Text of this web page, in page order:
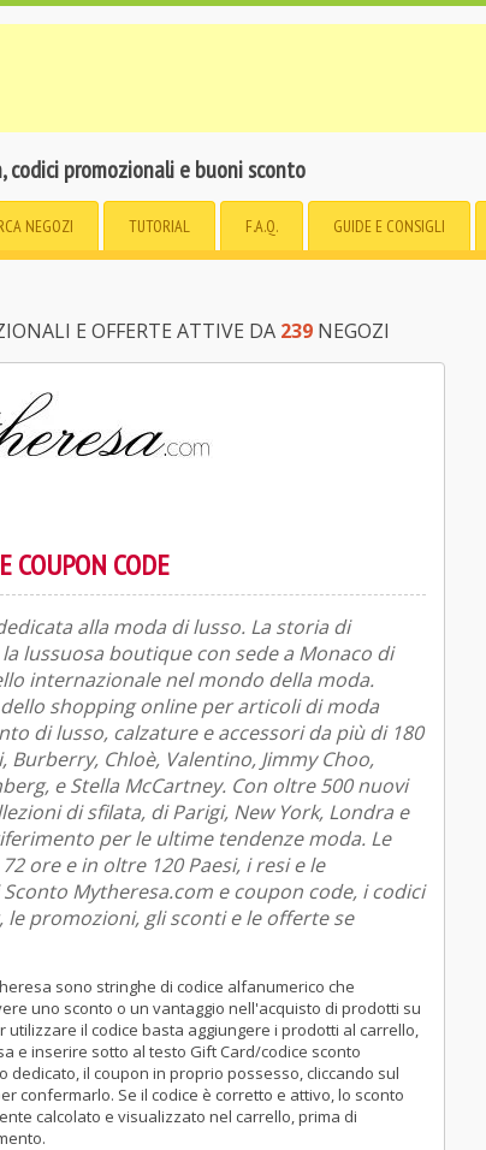
codici promozionali e buoni sconto
NEGOZI TUTORIAL F.A.Q. GUIDE E CONSIGLI
E OFFERTE ATTIVE DA 239NEGOZI
COUPON CODE
alla moda di lusso. La storia di
lussuosa boutique con sede a Monaco di
internazionale nel mondo della moda.
shopping online per articoli di moda
di lusso, calzature e accessori da più di 180
Chloè, Valentino, Jimmy Choo,
e Stella McCartney. Con oltre 500 nuovi
di sfilata, di Parigi, New York, Londra e
per le ultime tendenze moda. Le
ore e in oltre 120 Paesi, i resi e le
Mytheresa.com e coupon code, i codici
promozioni, gli sconti e le offerte se
sono stringhe di codice alfanumerico che
uno sconto o un vantaggio nell'acquisto di prodotti su
utilizzare il codice basta aggiungere i prodotti al carrello,
e inserire sotto al testo Gift Card/codice sconto
dedicato, il coupon in proprio possesso, cliccando sul
confermarlo. Se il codice è corretto e attivo, lo sconto
calcolato e visualizzato nel carrello, prima di